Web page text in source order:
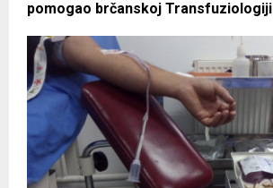
pomogao brčanskoj Transfuziologiji